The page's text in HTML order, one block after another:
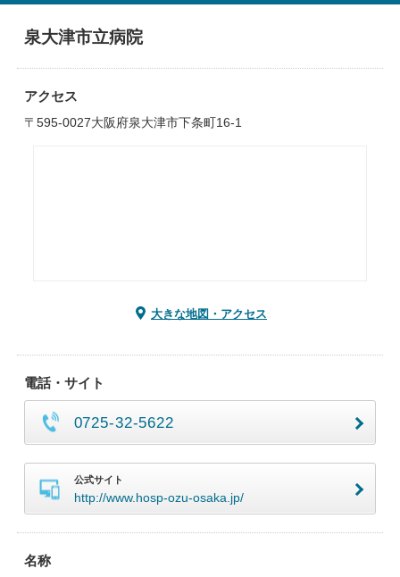
泉大津市立病院
アクセス
〒595-0027大阪府泉大津市下条町16-1
大きな地図・アクセス
電話・サイト
0725-32-5622
公式サイト
http://www.hosp-ozu-osaka.jp/
名称